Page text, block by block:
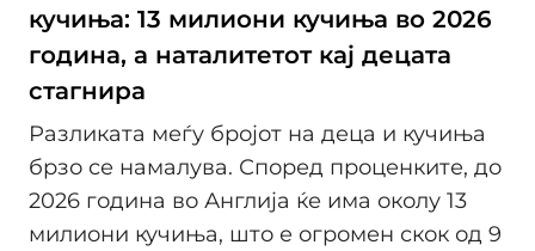
кучиња: 13 милиони кучиња во 2026
година, а наталитетот кај децата
стагнира
Разликата меѓу бројот на деца и кучиња
брзо се намалува. Според проценките, до
2026 година во Англија ќе има околу 13
милиони кучиња, што е огромен скок од 9